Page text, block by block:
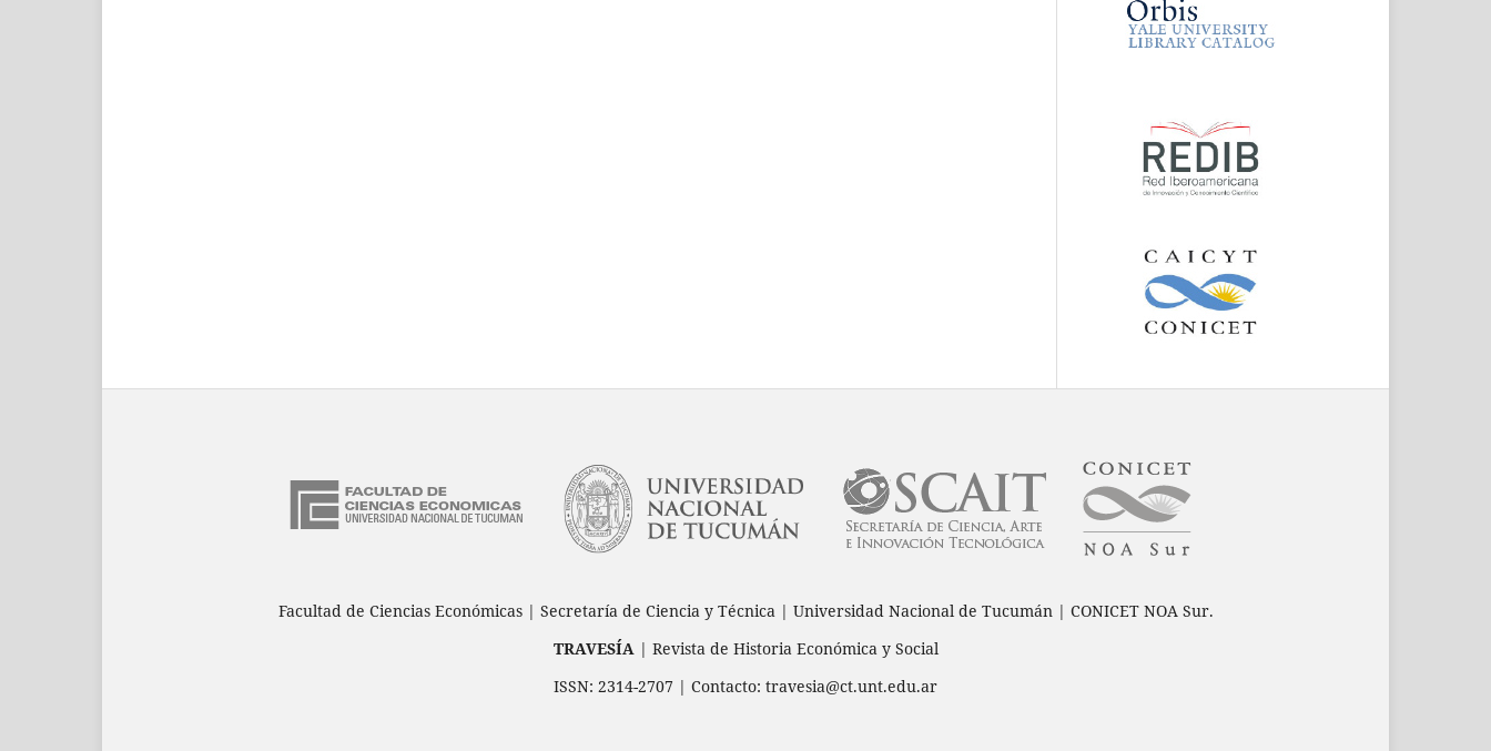
Facultad de Ciencias Económicas | Secretaría de Ciencia y Técnica | Universidad Nacional de Tucumán | CONICET NOA Sur.
TRAVESÍA | Revista de Historia Económica y Social
ISSN: 2314-2707 | Contacto: travesia@ct.unt.edu.ar